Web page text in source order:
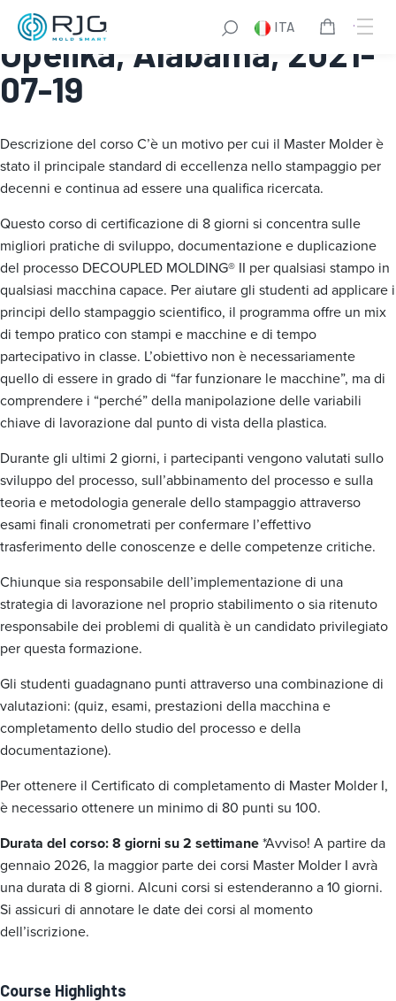
ITA
Master Molder® I:
Opelika, Alabama, 2021-
07-19
Descrizione del corsoC’è un motivo per cui il Master Molder è
stato il principale standard di eccellenza nello stampaggio per
decenni e continua ad essere una qualifica ricercata.
Questo corso di certificazione di 8 giorni si concentra sulle
migliori pratiche di sviluppo, documentazione e duplicazione
del processo DECOUPLED MOLDING® II per qualsiasi stampo in
qualsiasi macchina capace. Per aiutare gli studenti ad applicare i
principi dello stampaggio scientifico, il programma offre un mix
di tempo pratico con stampi e macchine e di tempo
partecipativo in classe. L’obiettivo non è necessariamente
quello di essere in grado di “far funzionare le macchine”, ma di
comprendere i “perché” della manipolazione delle variabili
chiave di lavorazione dal punto di vista della plastica.
Durante gli ultimi 2 giorni, i partecipanti vengono valutati sullo
sviluppo del processo, sull’abbinamento del processo e sulla
teoria e metodologia generale dello stampaggio attraverso
esami finali cronometrati per confermare l’effettivo
trasferimento delle conoscenze e delle competenze critiche.
Chiunque sia responsabile dell’implementazione di una
strategia di lavorazione nel proprio stabilimento o sia ritenuto
responsabile dei problemi di qualità è un candidato privilegiato
per questa formazione.
Gli studenti guadagnano punti attraverso una combinazione di
valutazioni: (quiz, esami, prestazioni della macchina e
completamento dello studio del processo e della
documentazione).
Per ottenere il Certificato di completamento di Master Molder I,
è necessario ottenere un minimo di 80 punti su 100.
Durata del corso: 8 giorni su 2 settimane*Avviso! A partire da
gennaio 2026, la maggior parte dei corsi Master Molder I avrà
una durata di 8 giorni. Alcuni corsi si estenderanno a 10 giorni.
Si assicuri di annotare le date dei corsi al momento
dell’iscrizione.
Course Highlights